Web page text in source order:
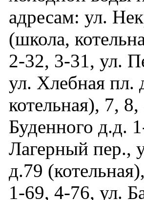
адресам: ул.
(школа,
2-32, 3-31, ул.
ул. Хлебная пл.
котельная), 7,
Буденного д.д.
Лагерный пер.,
д.79
1-69, 4-76, ул.